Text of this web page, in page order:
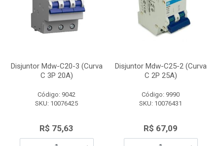
Disjuntor Mdw-C20-3 (Curva
C 3P 20A)
Código: 9042
SKU: 10076425
R$ 75,63
Disjuntor Mdw-C25-2 (Curva
C 2P 25A)
Código: 9990
SKU: 10076431
R$ 67,09